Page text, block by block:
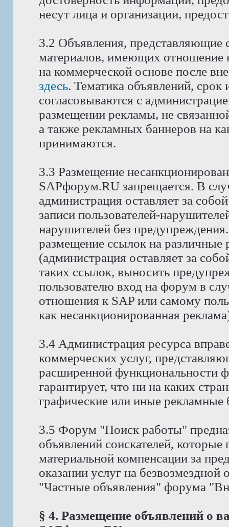
несут лица и организации,
3.2 Объявления, представляющие
материалов, имеющих отношение
на коммерческой основе после
здесь. Тематика объявлений,
согласовываются с
размещении рекламы, не
а также рекламных баннеров на
принимаются.
3.3 Размещение
SAPфорум.RU запрещается. В
администрация оставляет за
записи пользователей-
нарушителей без
размещение ссылок на различные
(администрация оставляет за
таких ссылок, выносить
пользователю вход на форум в
отношения к SAP или самому
как несанкционированная
3.4 Администрация ресурса
коммерческих услуг,
расширенной функциональности
гарантирует, что ни на каких
графические или иные рекламные
3.5 Форум "Поиск работы"
объявлений соискателей,
материальной компенсации за
оказании услуг на
"Частные объявления" форума
§ 4. Размещение объявлений о